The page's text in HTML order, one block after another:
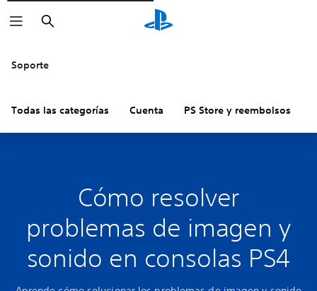
Buscar
Soporte
Todas las categorías Cuenta PS Store y reembolsos
Cómo resolver
problemas de imagen y
sonido en consolas PS4